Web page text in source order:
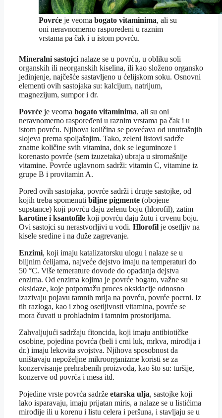
Povrće je veoma bogato vitaminima, ali su
oni neravnomerno raspoređeni u raznim
vrstama pa čak i u istom povrću.
Mineralni sastojcinalaze se u povrću, u obliku soli
organskih ili neorganskih kiselina, ili kao složeno organsko
jedinjenje, najčešće sastavljeno u ćelijskom soku. Osnovni
elementi ovih sastojaka su: kalcijum, natrijum,
magnezijum, sumpor i dr.
Povrće je veoma bogato vitaminima, ali su oni
neravnomerno raspoređeni u raznim vrstama pa čak i u
istom povrću. Njihova količina se povećava od unutrašnjih
slojeva prema spoljašnjim. Tako, zeleni listovi sadrže
znatne količine svih vitamina, dok se leguminoze i
korenasto povrće (sem izuzetaka) ubraja u siromašnije
vitamine. Povrće uglavnom sadrži: vitamin C, vitamine iz
grupe B i provitamin A.
Pored ovih sastojaka, povrće sadrži i druge sastojke, od
kojih treba spomenuti biljne pigmente (obojene
supstance) koji povrću daju zelenu boju (hlorofil), zatim
karotine i ksantofile koji povrću daju žutu i crvenu boju.
Ovi sastojci su nerastvorljivi u vodi. Hlorofil je osetljiv na
kisele sredine i na duže zagrevanje.
Enzimi, koji imaju katalizatorsku ulogu i nalaze se u
biljnim ćelijama, najveće dejstvo imaju na temperaturi do
50 °C. Više temerature dovode do opadanja dejstva
enzima. Od enzima kojima je povrće bogato, važne su
oksidaze, koje potpomažu proces oksidacije odnosno
izazivaju pojavu tamnih mrlja na povrću, povrće pocrni. Iz
tih razloga, kao i zbog osetljivosti vitamina, povrće se
mora čuvati u prohladnim i tamnim prostorijama.
Zahvaljujući sadržaju fitoncida, koji imaju antibiotičke
osobine, pojedina povrća (beli i crni luk, mrkva, mirođija i
dr.) imaju lekovita svojstva. Njihova sposobnost da
uništavaju nepoželjne mikroorganizme koristi se za
konzervisanje prehrabenih proizvoda, kao što su: turšije,
konzerve od povrća i mesa itd.
Pojedine vrste povrća sadrže etarska ulja, sastojke koji
lako isparavaju, imaju prijatan miris, a nalaze se u listićima
mirođije ili u korenu i listu celera i peršuna, i stavljaju se u